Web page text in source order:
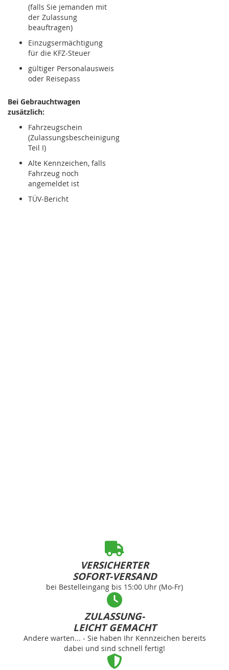
(falls Sie jemanden mit
der Zulassung
beauftragen)
Einzugsermächtigung
für die KFZ-Steuer
gültiger Personalausweis
oder Reisepass
Bei Gebrauchtwagen
zusätzlich:
Fahrzeugschein
(Zulassungsbescheinigung
Teil I)
Alte Kennzeichen, falls
Fahrzeug noch
angemeldet ist
TÜV-Bericht
VERSICHERTER
SOFORT-VERSAND
bei Bestelleingang bis 15:00 Uhr (Mo-Fr)
ZULASSUNG-
LEICHT GEMACHT
Andere warten... - Sie haben Ihr Kennzeichen bereits
dabei und sind schnell fertig!